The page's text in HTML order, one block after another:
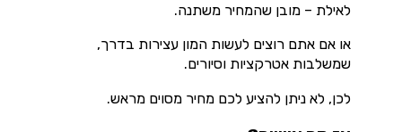
לאילת – מובן שהמחיר משתנה.
או אם אתם רוצים לעשות המון עצירות בדרך,
שמשלבות אטרקציות וסיורים.
לכן, לא ניתן להציע לכם מחיר מסוים מראש.